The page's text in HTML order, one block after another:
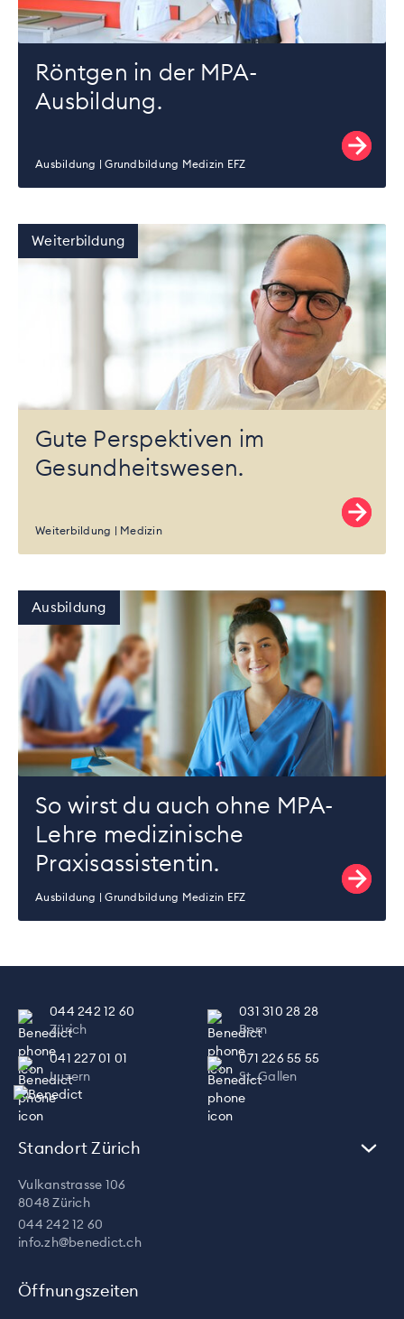
Röntgen in der MPA-
Ausbildung.
Ausbildung Grundbildung Medizin EFZ
Weiterbildung
Gute Perspektiven im
Gesundheitswesen.
Weiterbildung Medizin
Ausbildung
So wirst du auch ohne MPA-
Lehre medizinische
Praxisassistentin.
Ausbildung Grundbildung Medizin EFZ
044 242 12 60
Zürich
031 310 28 28
Bern
041 227 01 01
Luzern
071 226 55 55
St. Gallen
Standort Zürich
Vulkanstrasse 106
8048 Zürich
044 242 12 60
info.zh@benedict.ch
Öffnungszeiten